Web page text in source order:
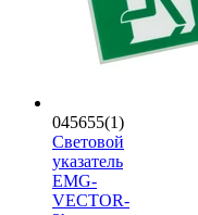
045655(1)
Световой
указатель
EMG-
VECTOR-